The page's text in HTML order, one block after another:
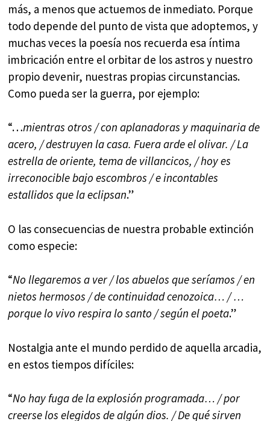
más, a menos que actuemos de inmediato. Porque
todo depende del punto de vista que adoptemos, y
muchas veces la poesía nos recuerda esa íntima
imbricación entre el orbitar de los astros y nuestro
propio devenir, nuestras propias circunstancias.
Como pueda ser la guerra, por ejemplo:
“…mientras otros / con aplanadoras y maquinaria de
acero, / destruyen la casa. Fuera arde el olivar. / La
estrella de oriente, tema de villancicos, / hoy es
irreconocible bajo escombros / e incontables
estallidos que la eclipsan.”
O las consecuencias de nuestra probable extinción
como especie:
“No llegaremos a ver / los abuelos que seríamos / en
nietos hermosos / de continuidad cenozoica… / …
porque lo vivo respira lo santo / según el poeta.”
Nostalgia ante el mundo perdido de aquella arcadia,
en estos tiempos difíciles:
“No hay fuga de la explosión programada… / por
creerse los elegidos de algún dios. / De qué sirven